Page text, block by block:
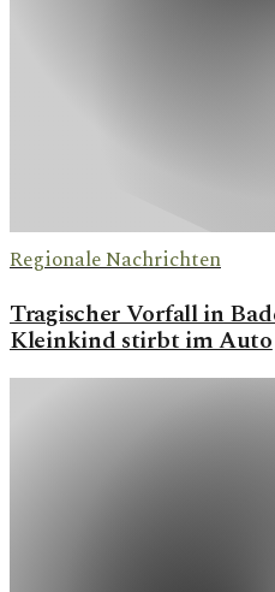
Regionale Nachrichten
Tragischer Vorfall in
Kleinkind stirbt im Auto